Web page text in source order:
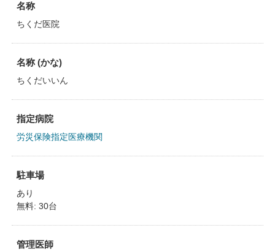
名称
ちくだ医院
名称 (かな)
ちくだいいん
指定病院
労災保険指定医療機関
駐車場
あり
無料: 30台
管理医師